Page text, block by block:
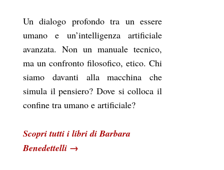
Un dialogo profondo tra un essere
umano e un’intelligenza artificiale
avanzata. Non un manuale tecnico,
ma un confronto filosofico, etico. Chi
siamo davanti alla macchina che
simula il pensiero? Dove si colloca il
confine tra umano e artificiale?
Scopri tutti i libri di Barbara
Benedettelli →